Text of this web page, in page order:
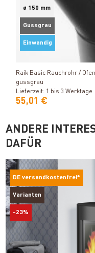
ø 150 mm
Gussgrau
Einwandig
Raik Basic Rauchrohr /
gussgrau
Lieferzeit: 1 bis 3 Werktage
55,01 €
ANDERE
DAFÜR
DE versandkostenfrei*
Varianten
-23%